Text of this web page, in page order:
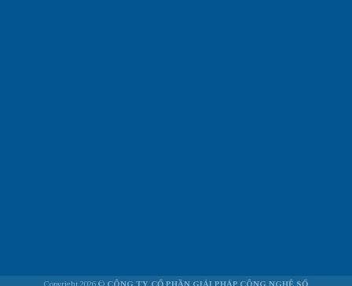
Copyright 2026 © CÔNG TY CỔ PHẦN GIẢI PHÁP CÔNG NGHỆ SỐ